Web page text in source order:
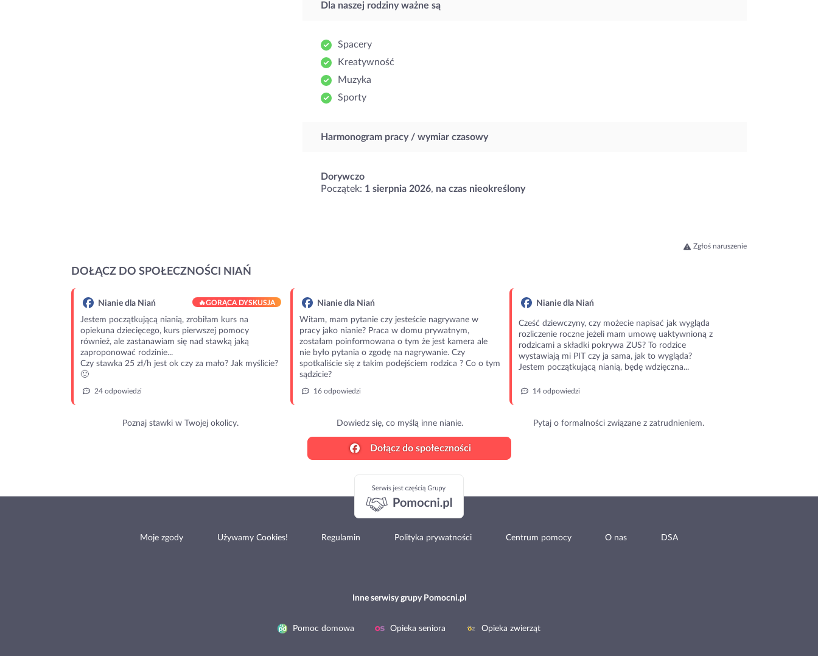
Dla naszej rodziny ważne są
Spacery
Kreatywność
Muzyka
Sporty
Harmonogram pracy / wymiar czasowy
Dorywczo
Początek: 1 sierpnia 2026, na czas nieokreślony
Zgłoś naruszenie
DOŁĄCZ DO SPOŁECZNOŚCI NIAŃ
Nianie dla Niań 🔥GORĄCA DYSKUSJA
Jestem początkującą nianią, zrobiłam kurs na
opiekuna dziecięcego, kurs pierwszej pomocy
również, ale zastanawiam się nad stawką jaką
zaproponować rodzinie...
Czy stawka 25 zł/h jest ok czy za mało? Jak myślicie?
🙂
24 odpowiedzi
Poznaj stawki w Twojej okolicy.
Nianie dla Niań
Witam, mam pytanie czy jesteście nagrywane w
pracy jako nianie? Praca w domu prywatnym,
zostałam poinformowana o tym że jest kamera ale
nie było pytania o zgodę na nagrywanie. Czy
spotkaliście się z takim podejściem rodzica ? Co o tym
sądzicie?
16 odpowiedzi
Dowiedz się, co myślą inne nianie.
Nianie dla Niań
Cześć dziewczyny, czy możecie napisać jak wygląda
rozliczenie roczne jeżeli mam umowę uaktywnioną z
rodzicami a składki pokrywa ZUS? To rodzice
wystawiają mi PIT czy ja sama, jak to wygląda?
Jestem początkującą nianią, będę wdzięczna...
14 odpowiedzi
Pytaj o formalności związane z zatrudnieniem.
Dołącz do społeczności
Moje zgody Używamy Cookies! Regulamin Polityka prywatności Centrum pomocy O nas DSA
Inne serwisy grupy Pomocni.pl
Pomoc domowa Opieka seniora Opieka zwierząt